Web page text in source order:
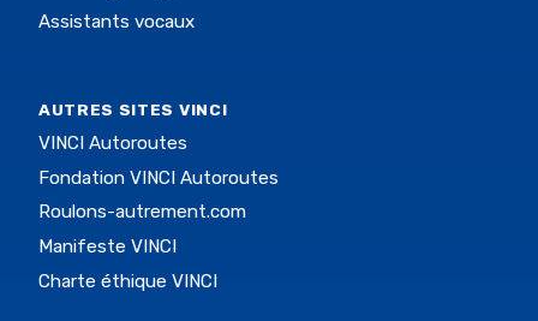
Assistants vocaux
AUTRES SITES VINCI
VINCI Autoroutes
Fondation VINCI Autoroutes
Roulons-autrement.com
Manifeste VINCI
Charte éthique VINCI